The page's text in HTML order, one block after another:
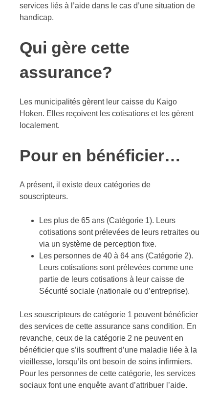
services liés à l’aide dans le cas d’une situation de
handicap.
Qui gère cette
assurance?
Les municipalités gèrent leur caisse du Kaigo
Hoken. Elles reçoivent les cotisations et les gèrent
localement.
Pour en bénéficier…
A présent, il existe deux catégories de
souscripteurs.
Les plus de 65 ans (Catégorie 1). Leurs
cotisations sont prélevées de leurs retraites ou
via un système de perception fixe.
Les personnes de 40 à 64 ans (Catégorie 2).
Leurs cotisations sont prélevées comme une
partie de leurs cotisations à leur caisse de
Sécurité sociale (nationale ou d’entreprise).
Les souscripteurs de catégorie 1 peuvent bénéficier
des services de cette assurance sans condition. En
revanche, ceux de la catégorie 2 ne peuvent en
bénéficier que s’ils souffrent d’une maladie liée à la
vieillesse, lorsqu’ils ont besoin de soins infirmiers.
Pour les personnes de cette catégorie, les services
sociaux font une enquête avant d’attribuer l’aide.